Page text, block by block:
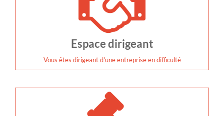
Espace dirigeant
Vous êtes dirigeant d'une entreprise en difficulté